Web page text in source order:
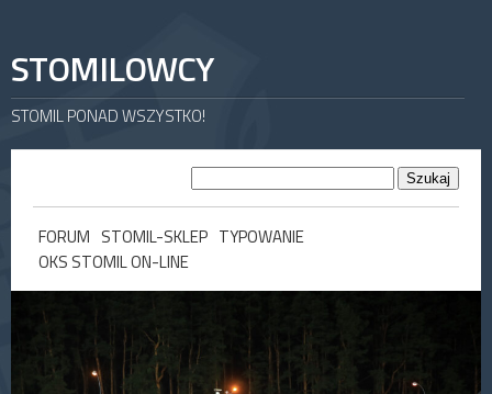
STOMILOWCY
STOMIL PONAD WSZYSTKO!
FORUM STOMIL-SKLEP TYPOWANIE
OKS STOMIL ON-LINE